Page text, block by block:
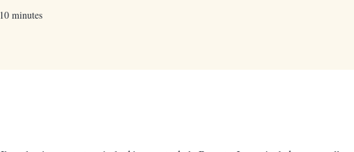
10 minutes